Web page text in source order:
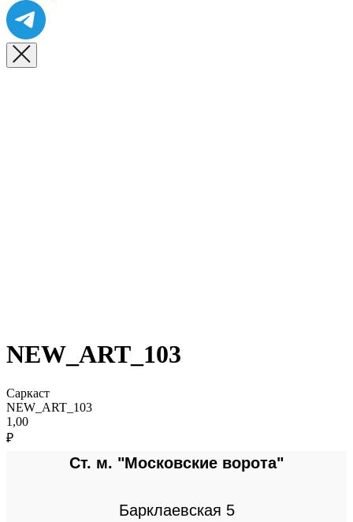
NEW_ART_103
Саркаст
NEW_ART_103
1,00
₽
Ст. м. "Московские ворота"
Барклаевская 5